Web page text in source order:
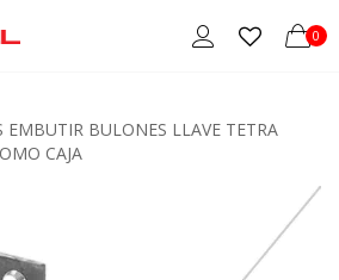
0
EMBUTIR BULONES LLAVE TETRA
CAJA